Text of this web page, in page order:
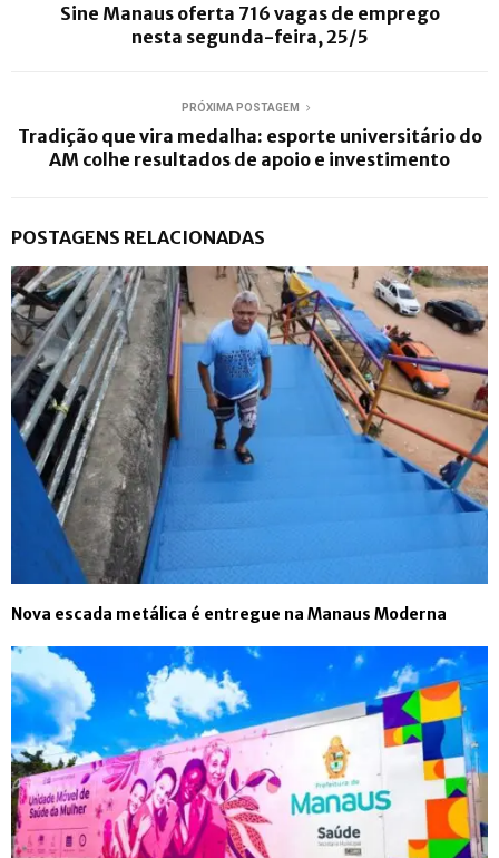
Sine Manaus oferta 716 vagas de emprego
nesta segunda-feira, 25/5
PRÓXIMA POSTAGEM
Tradição que vira medalha: esporte universitário do
AM colhe resultados de apoio e investimento
POSTAGENS RELACIONADAS
Nova escada metálica é entregue na Manaus Moderna